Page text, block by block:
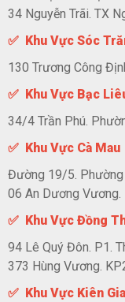
34 Nguyễn Trãi. TX
✅ Khu Vực Sóc
130 Trương Công
✅ Khu Vực Bạc
34/4 Trần Phú.
✅ Khu Vực Cà Mau
Đường 19/5. Phường
06 An Dương Vương.
✅ Khu Vực Đồng
94 Lê Quý Đôn. P1.
373 Hùng Vương.
✅ Khu Vực Kiên